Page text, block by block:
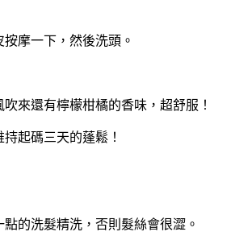
摩一下，然後洗頭。
來還有檸檬柑橘的香味，超舒服！
起碼三天的蓬鬆！
的洗髮精洗，否則髮絲會很澀。